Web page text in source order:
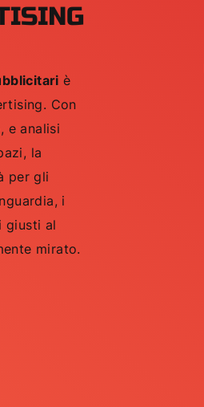
è
Con
e analisi
la
per gli
i
giusti al
mirato.